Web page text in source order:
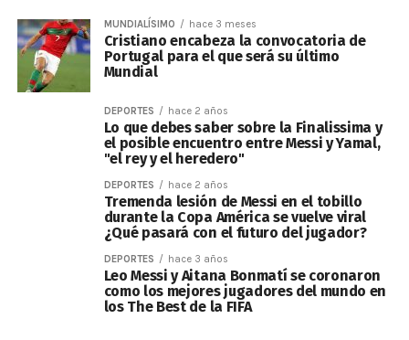
MUNDIALÍSIMO hace 3 meses
Cristiano encabeza la convocatoria de
Portugal para el que será su último
Mundial
DEPORTES hace 2 años
Lo que debes saber sobre la Finalissima y
el posible encuentro entre Messi y Yamal,
"el rey y el heredero"
DEPORTES hace 2 años
Tremenda lesión de Messi en el tobillo
durante la Copa América se vuelve viral
¿Qué pasará con el futuro del jugador?
DEPORTES hace 3 años
Leo Messi y Aitana Bonmatí se coronaron
como los mejores jugadores del mundo en
los The Best de la FIFA